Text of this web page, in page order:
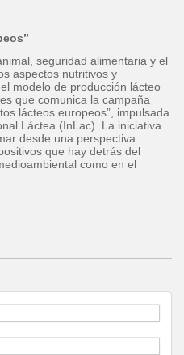
seguridad alimentaria y el
aspectos nutritivos y
modelo de producción lácteo
que comunica la campaña
lácteos europeos”, impulsada
Láctea (InLac). La iniciativa
desde una perspectiva
que hay detrás del
como en el